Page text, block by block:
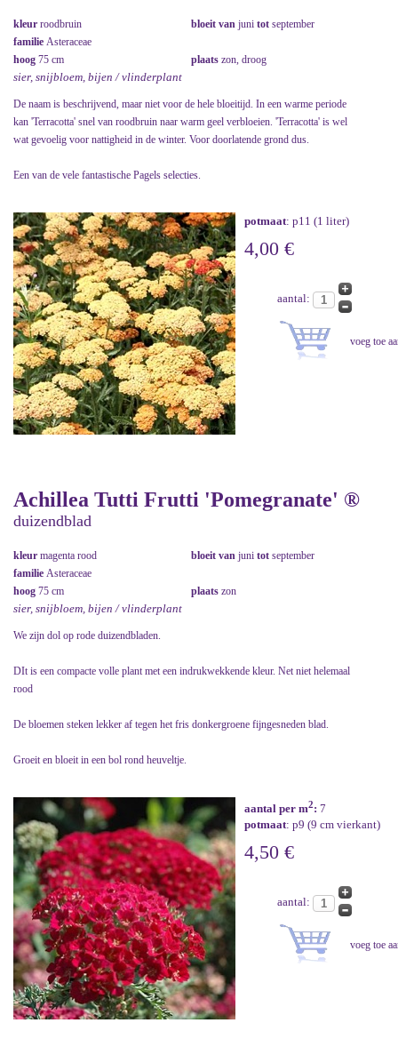
kleur roodbruin bloeit van juni tot september
familie Asteraceae
hoog 75 cm plaats zon, droog
sier, snijbloem, bijen / vlinderplant
De naam is beschrijvend, maar niet voor de hele bloeitijd. In een warme periode
kan 'Terracotta' snel van roodbruin naar warm geel verbloeien. 'Terracotta' is wel
wat gevoelig voor nattigheid in de winter. Voor doorlatende grond dus.
Een van de vele fantastische Pagels selecties.
potmaat: p11 (1 liter)
4,00 €
aantal:
Achillea Tutti Frutti 'Pomegranate' ®
duizendblad
kleur magenta rood bloeit van juni tot september
familie Asteraceae
hoog 75 cm plaats zon
sier, snijbloem, bijen / vlinderplant
We zijn dol op rode duizendbladen.
DIt is een compacte volle plant met een indrukwekkende kleur. Net niet helemaal
rood
De bloemen steken lekker af tegen het fris donkergroene fijngesneden blad.
Groeit en bloeit in een bol rond heuveltje.
aantal per m2: 7
potmaat: p9 (9 cm vierkant)
4,50 €
aantal: